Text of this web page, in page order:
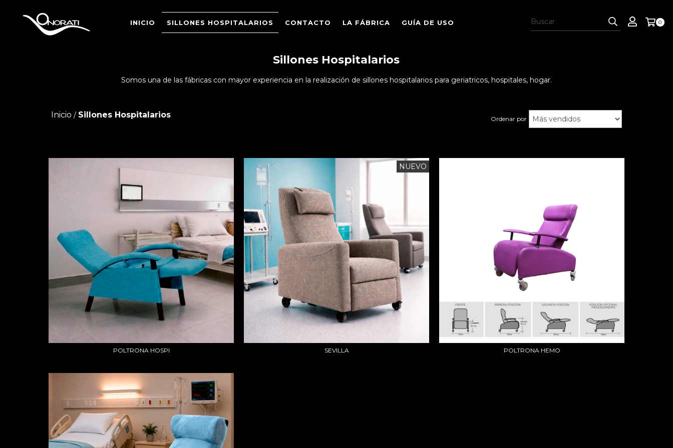
INICIO SILLONES HOSPITALARIOS CONTACTO LA FÁBRICA GUÍA DE USO 0
Sillones Hospitalarios
Somos una de las fábricas con mayor experiencia en la realización de sillones hospitalarios para geriatricos, hospitales, hogar.
Inicio / Sillones Hospitalarios Ordenar por
POLTRONA HOSPI
NUEVO
SEVILLA POLTRONA HEMO